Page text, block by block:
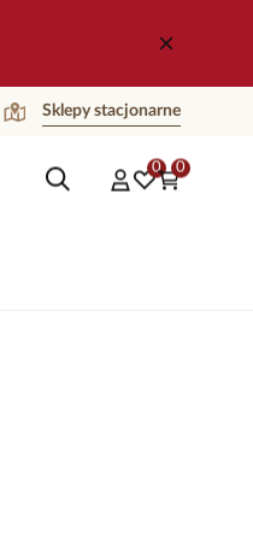
Sklepy stacjonarne
0 0